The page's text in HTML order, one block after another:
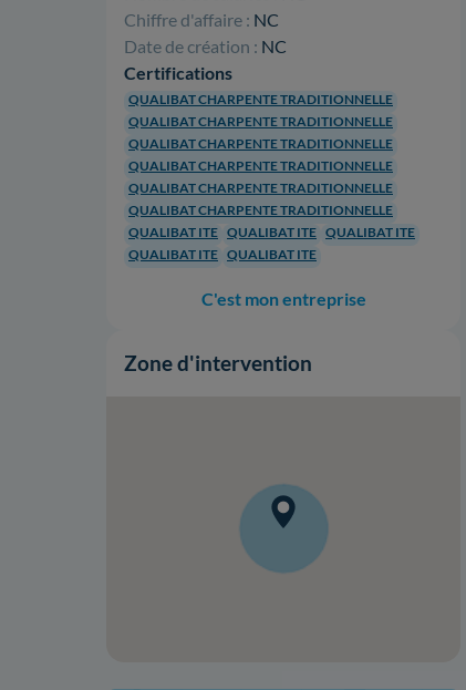
Chiffre d'affaire : NC
Date de création : NC
Certifications
QUALIBAT CHARPENTE TRADITIONNELLE
QUALIBAT CHARPENTE TRADITIONNELLE
QUALIBAT CHARPENTE TRADITIONNELLE
QUALIBAT CHARPENTE TRADITIONNELLE
QUALIBAT CHARPENTE TRADITIONNELLE
QUALIBAT CHARPENTE TRADITIONNELLE
QUALIBAT ITE QUALIBAT ITE QUALIBAT ITE
QUALIBAT ITE QUALIBAT ITE
C'est mon entreprise
Zone d'intervention